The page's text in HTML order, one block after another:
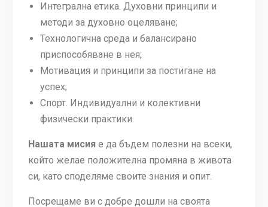
Интегрална етика. Духовни принципи и
методи за духовно оцеляване;
Технологична среда и балансирано
приспособяване в нея;
Мотивация и принципи за постигане на
успех;
Спорт. Индивидуални и колективни
физически практики.
Нашата мисияе да бъдем полезни на всеки,
който желае положителна промяна в живота
си, като споделяме своите знания и опит.
Посрещаме ви с добре дошли на своята